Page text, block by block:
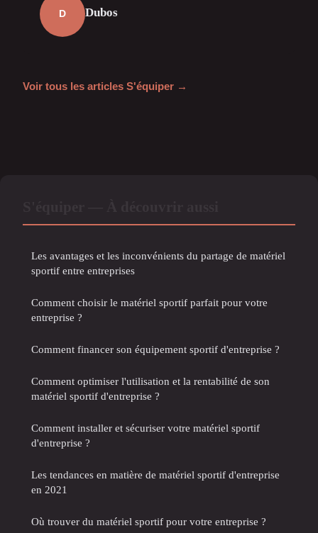
D Dubos
Voir tous les articles S'équiper →
Les avantages et les inconvénients du partage de matériel
sportif entre entreprises
Comment choisir le matériel sportif parfait pour votre
entreprise ?
Comment financer son équipement sportif d'entreprise ?
Comment optimiser l'utilisation et la rentabilité de son
matériel sportif d'entreprise ?
Comment installer et sécuriser votre matériel sportif
d'entreprise ?
Les tendances en matière de matériel sportif d'entreprise
en 2021
Où trouver du matériel sportif pour votre entreprise ?